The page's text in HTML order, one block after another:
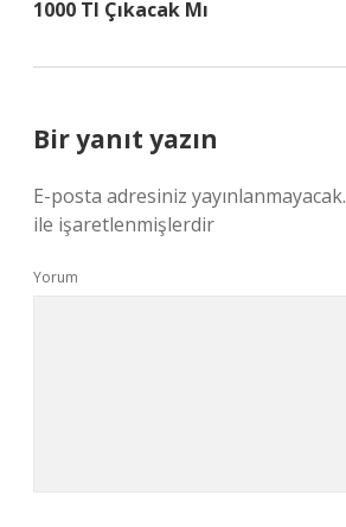
1000 Tl Çıkacak Mı
Bir yanıt yazın
E-posta adresiniz yayınlanmayacak.
ile işaretlenmişlerdir
Yorum